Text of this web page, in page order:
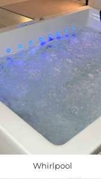
Whirlpool